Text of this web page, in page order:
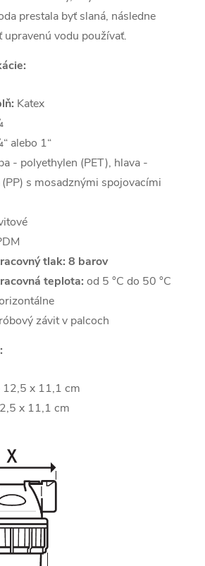
prestala byť slaná, následne
upravenú vodu používať.
Katex
alebo 1“
- polyethylen (PET), hlava -
s mosadznými spojovacími
tlak: 8 barov
teplota: od 5 °C do 50 °C
závit v palcoch
x 11,1 cm
x 11,1 cm